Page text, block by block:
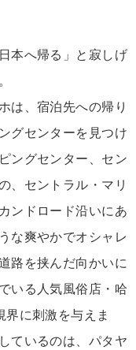
本へ帰る」と寂しげ
は、宿泊先への帰り
グセンターを見つけ
ングセンター、セン
、セントラル・マリ
ンドロード沿いにあ
な爽やかでオシャレ
路を挟んだ向かいに
いる人気風俗店・哈
に刺激を与えま
ているのは、パタヤ